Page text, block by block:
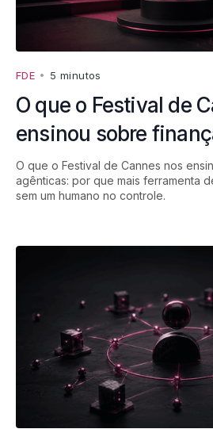
FDE • 5 minutos
O que o Festival de
ensinou sobre
O que o Festival de Cannes nos
agênticas: por que mais ferramenta
sem um humano no controle.